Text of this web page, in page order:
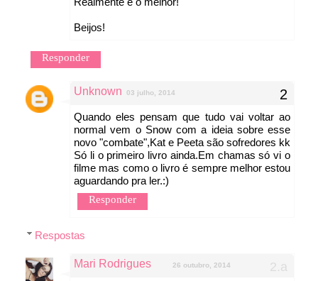
Beijos!
Responder
Unknown 03 julho, 2014
Quando eles pensam que tudo vai voltar ao
normal vem o Snow com a ideia sobre esse
novo "combate",Kat e Peeta são sofredores kk
Só li o primeiro livro ainda.Em chamas só vi o
filme mas como o livro é sempre melhor estou
aguardando pra ler.:)
Responder
Respostas
Mari Rodrigues 26 outubro, 2014